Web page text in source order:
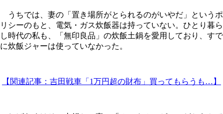
うちでは、妻の「置き場所がとられるのがいやだ」というポ
リシーのもと、電気・ガス炊飯器は持っていない。ひとり暮ら
し時代の私も、「無印良品」の炊飯土鍋を愛用しており、すで
に炊飯ジャーは使っていなかった。
【関連記事：吉田戦車「1万円超の財布」買ってもらうも…】